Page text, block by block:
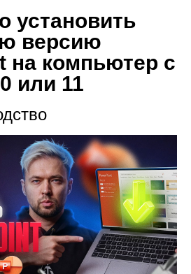
установить
версию
на компьютер с
или 11